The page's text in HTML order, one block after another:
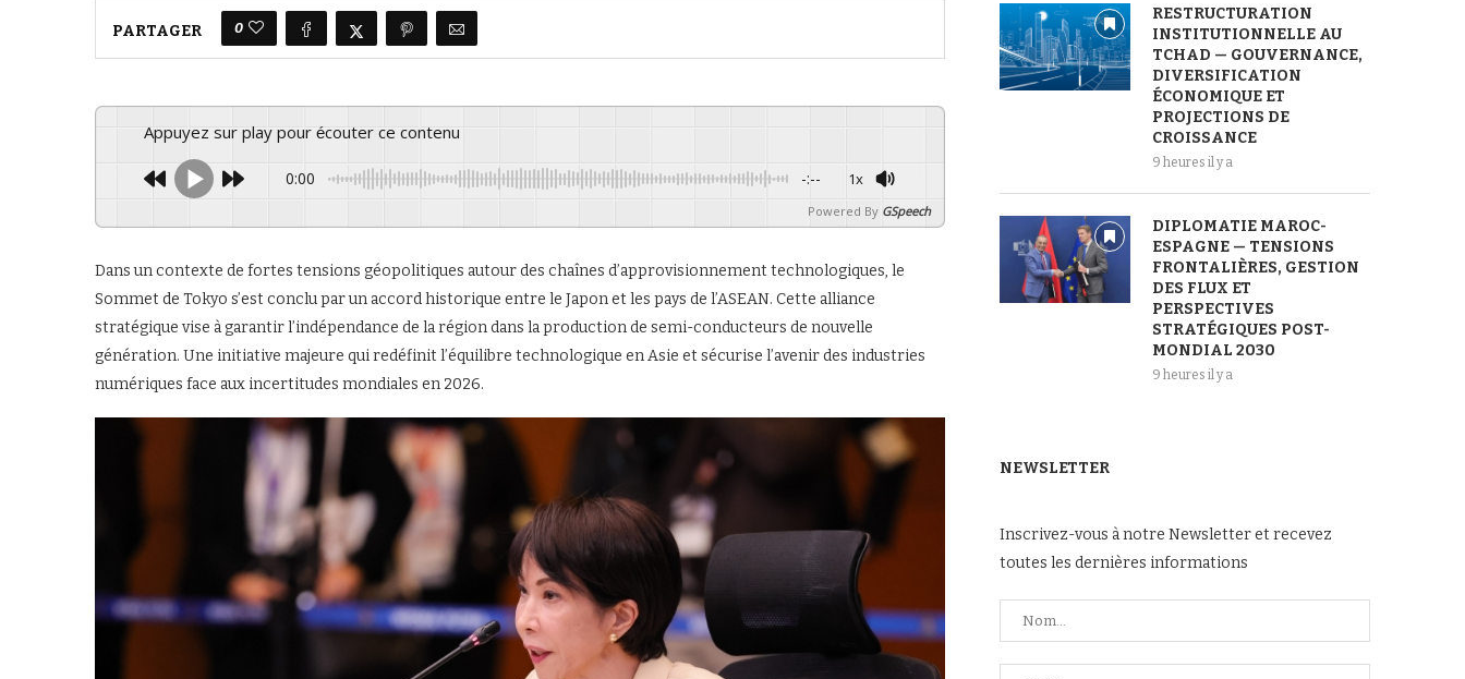
PARTAGER 0
Appuyez sur play pour écouter ce contenu
0:00 -:-- 1x
Powered By GSpeech
Dans un contexte de fortes tensions géopolitiques autour des chaînes d’approvisionnement technologiques, le
Sommet de Tokyo s’est conclu par un accord historique entre le Japon et les pays de l’ASEAN. Cette alliance
stratégique vise à garantir l’indépendance de la région dans la production de semi-conducteurs de nouvelle
génération. Une initiative majeure qui redéfinit l’équilibre technologique en Asie et sécurise l’avenir des industries
numériques face aux incertitudes mondiales en 2026.
RESTRUCTURATION
INSTITUTIONNELLE AU
TCHAD — GOUVERNANCE,
DIVERSIFICATION
ÉCONOMIQUE ET
PROJECTIONS DE
CROISSANCE
9 heures il y a
DIPLOMATIE MAROC-
ESPAGNE — TENSIONS
FRONTALIÈRES, GESTION
DES FLUX ET
PERSPECTIVES
STRATÉGIQUES POST-
MONDIAL 2030
9 heures il y a
NEWSLETTER
Inscrivez-vous à notre Newsletter et recevez
toutes les dernières informations